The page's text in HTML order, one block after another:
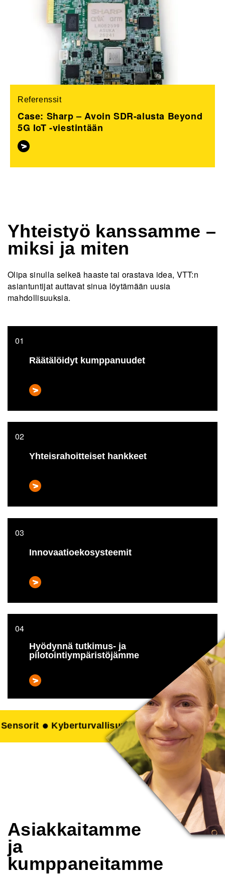
Referenssit
Case: Sharp – Avoin SDR-alusta Beyond
5G IoT -viestintään
Yhteistyö kanssamme –
miksi ja miten
Olipa sinulla selkeä haaste tai orastava idea, VTT:n
asiantuntijat auttavat sinua löytämään uusia
mahdollisuuksia.
Räätälöidyt kumppanuudet
Yhteisrahoitteiset hankkeet
Innovaatioekosysteemit
Hyödynnä tutkimus- ja
pilotointiympäristöjämme
Elintarviketeknologia Painettu
Asiakkaitamme
ja
kumppaneitamme